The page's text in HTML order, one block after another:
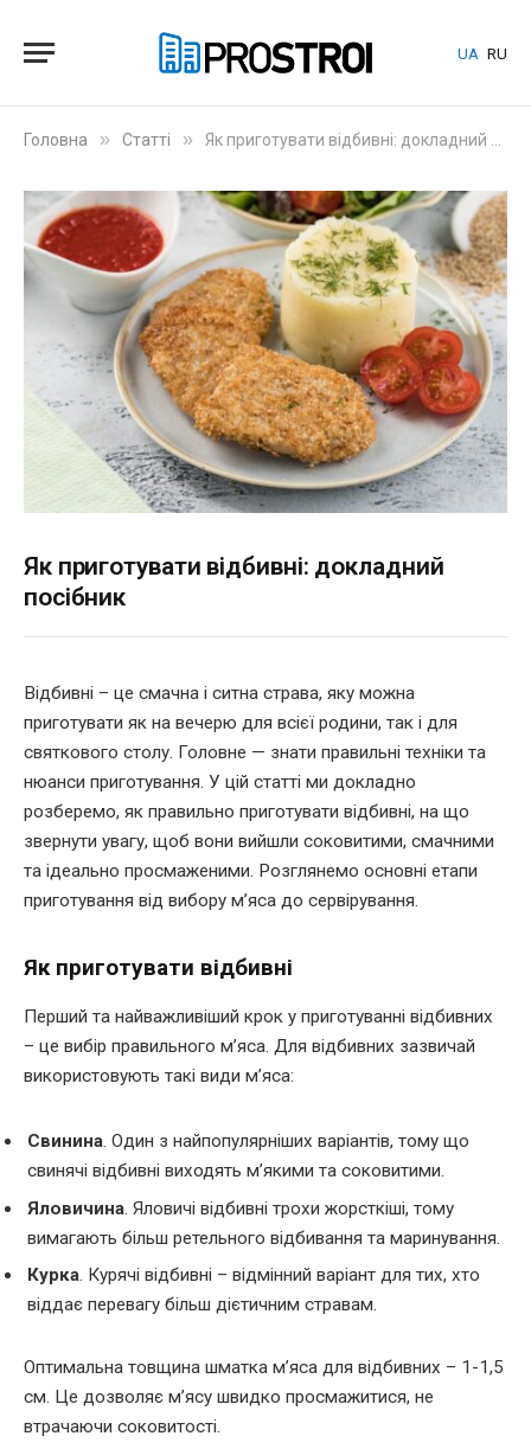
UA RU
Головна » Статті » Як приготувати відбивні: докладний посібник
Як приготувати відбивні: докладний
посібник
Відбивні – це смачна і ситна страва, яку можна
приготувати як на вечерю для всієї родини, так і для
святкового столу. Головне — знати правильні техніки та
нюанси приготування. У цій статті ми докладно
розберемо, як правильно приготувати відбивні, на що
звернути увагу, щоб вони вийшли соковитими, смачними
та ідеально просмаженими. Розглянемо основні етапи
приготування від вибору м’яса до сервірування.
Як приготувати відбивні
Перший та найважливіший крок у приготуванні відбивних
– це вибір правильного м’яса. Для відбивних зазвичай
використовують такі види м’яса:
Свинина. Один з найпопулярніших варіантів, тому що
свинячі відбивні виходять м’якими та соковитими.
Яловичина. Яловичі відбивні трохи жорсткіші, тому
вимагають більш ретельного відбивання та маринування.
Курка. Курячі відбивні – відмінний варіант для тих, хто
віддає перевагу більш дієтичним стравам.
Оптимальна товщина шматка м’яса для відбивних – 1-1,5
см. Це дозволяє м’ясу швидко просмажитися, не
втрачаючи соковитості.